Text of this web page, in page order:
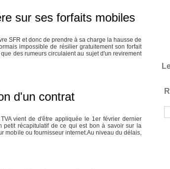
sur ses forfaits mobiles
SFR et donc de prendre à sa charge la hausse de
impossible de résilier gratuitement son forfait
des rumeurs circulaient au sujet d'un revirement
d'un contrat
vient de d'être appliquée le 1er février dernier
petit récapitulatif de ce qui est bon à savoir sur la
mobile ou fournisseur internet.Au niveau du délais,